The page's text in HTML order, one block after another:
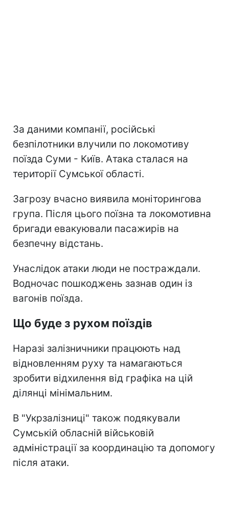
За даними компанії, російські
безпілотники влучили по локомотиву
поїзда Суми - Київ. Атака сталася на
території Сумської області.
Загрозу вчасно виявила моніторингова
група. Після цього поїзна та локомотивна
бригади евакуювали пасажирів на
безпечну відстань.
Унаслідок атаки люди не постраждали.
Водночас пошкоджень зазнав один із
вагонів поїзда.
Що буде з рухом поїздів
Наразі залізничники працюють над
відновленням руху та намагаються
зробити відхилення від графіка на цій
ділянці мінімальним.
В "Укрзалізниці" також подякували
Сумській обласній військовій
адміністрації за координацію та допомогу
після атаки.